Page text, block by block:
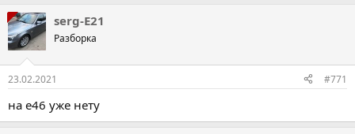
serg-E21
Разборка
23.02.2021 #771
на е46 уже нету